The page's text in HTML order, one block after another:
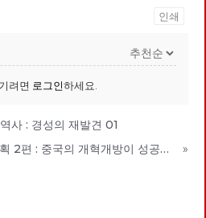
인쇄
려면 로그인하세요.
사 : 경성의 재발견 01
[미래에서 온 편지 35호] 기획 2편 : 중국의 개혁개방이 성공한 이유
»